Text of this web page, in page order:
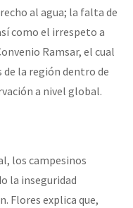
al agua; la falta de
como el irrespeto a
Ramsar, el cual
la región dentro de
a nivel global.
los campesinos
la inseguridad
Flores explica que,